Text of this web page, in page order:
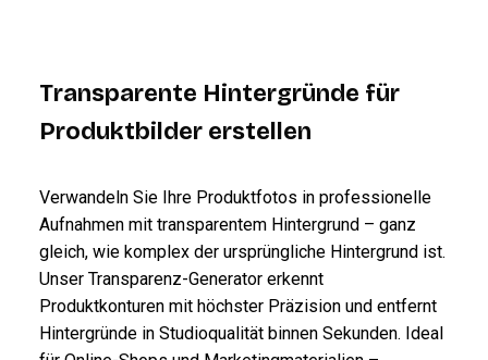
Transparente Hintergründe für
Produktbilder erstellen
Verwandeln Sie Ihre Produktfotos in professionelle
Aufnahmen mit transparentem Hintergrund – ganz
gleich, wie komplex der ursprüngliche Hintergrund ist.
Unser Transparenz-Generator erkennt
Produktkonturen mit höchster Präzision und entfernt
Hintergründe in Studioqualität binnen Sekunden. Ideal